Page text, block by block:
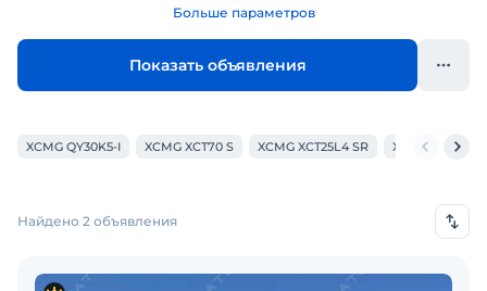
Больше параметров
Показать объявления
XCMG QY30K5-I XCMG XCT70 S XCMG XCT25L4 SR XCMG XCT30 S1
Найдено 2 объявления